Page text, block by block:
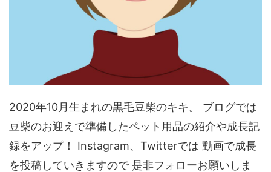
2020年10月生まれの黒毛豆柴のキキ。 ブログでは
豆柴のお迎えで準備したペット用品の紹介や成長記
録をアップ！ Instagram、Twitterでは 動画で成長
を投稿していきますので 是非フォローお願いしま